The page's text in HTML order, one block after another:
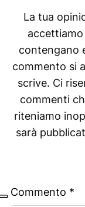
La tua
contengano
commento si
scrive. Ci
commenti
riteniamo
sarà
Commento *